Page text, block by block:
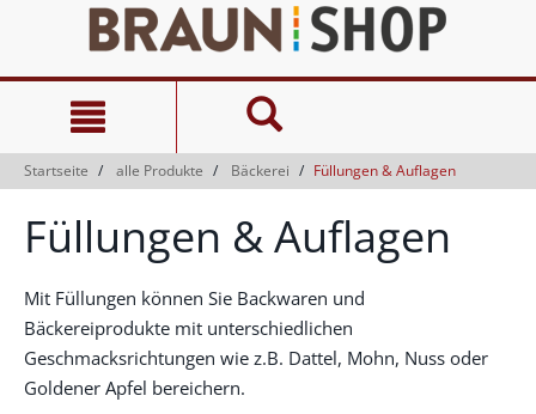
springen
Navigationsmenü
springen
Startseite alle Produkte Bäckerei Füllungen & Auflagen
Füllungen & Auflagen
Mit Füllungen können Sie Backwaren und
Bäckereiprodukte mit unterschiedlichen
Geschmacksrichtungen wie z.B. Dattel, Mohn, Nuss oder
Goldener Apfel bereichern.